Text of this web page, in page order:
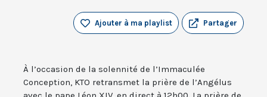
Partager
Ajouter à ma playlist
À l’occasion de la solennité de l’Immaculée
Conception, KTO retransmet la prière de l’Angélus